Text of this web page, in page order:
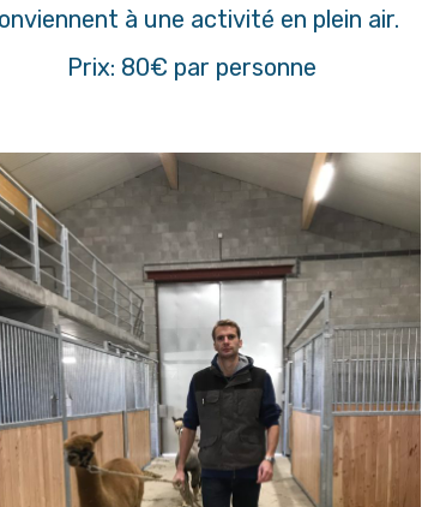
à une activité en plein air.
Prix: 80€ par personne